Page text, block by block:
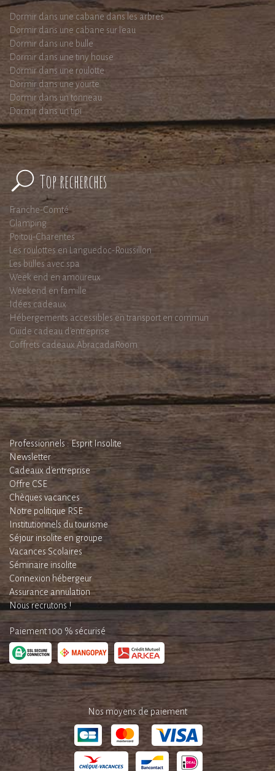
Dormir dans une cabane dans les arbres
Dormir dans une cabane sur l'eau
Dormir dans une bulle
Dormir dans une tiny house
Dormir dans une roulotte
Dormir dans une yourte
Dormir dans un tonneau
Dormir dans un tipi
Top recherches
Franche-Comté
Glamping
Poitou-Charentes
Les roulottes en Languedoc-Roussillon
Les bulles avec spa
Week end en amoureux
Weekend en famille
Idées cadeaux
Hébergements accessibles en transport en commun
Guide cadeau d'entreprise
Coffrets cadeaux AbracadaRoom
Professionnels : Esprit Insolite
Newsletter
Cadeaux d'entreprise
Offre CSE
Chèques vacances
Notre politique RSE
Institutionnels du tourisme
Séjour insolite en groupe
Vacances Scolaires
Séminaire insolite
Connexion hébergeur
Assurance annulation
Nous recrutons !
Paiement 100 % sécurisé
Nos moyens de paiement